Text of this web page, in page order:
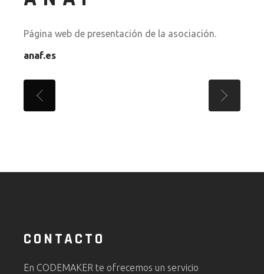
Página web de presentación de la asociación.
anaf.es
CONTACTO
En CODEMAKER te ofrecemos un servicio